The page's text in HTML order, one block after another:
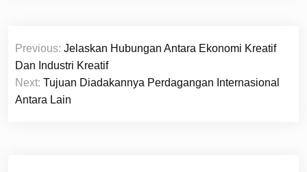
Navigasi
pos
Previous: Jelaskan Hubungan Antara Ekonomi Kreatif
Dan Industri Kreatif
Next: Tujuan Diadakannya Perdagangan Internasional
Antara Lain